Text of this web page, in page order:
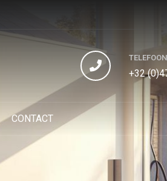
TELEFOON
+32
CONTACT